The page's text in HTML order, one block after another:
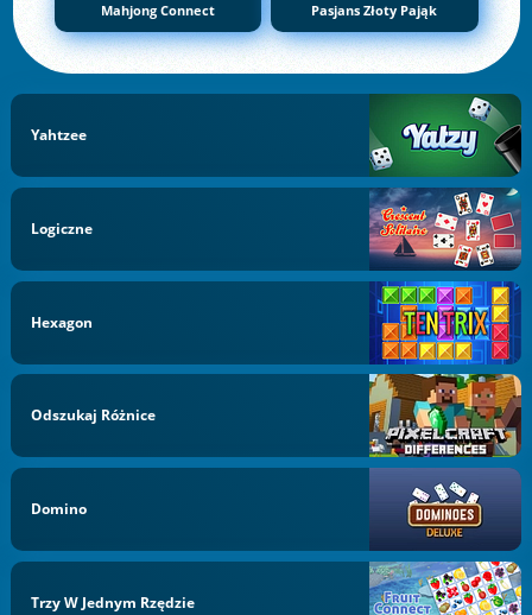
Mahjong Connect Pasjans Złoty Pająk
Yahtzee
Logiczne
Hexagon
Odszukaj Różnice
Domino
Trzy W Jednym Rzędzie